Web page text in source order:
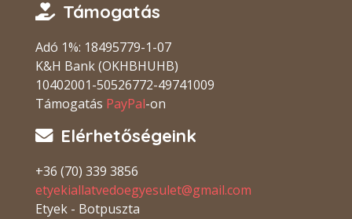
Támogatás
Adó 1%: 18495779-1-07
K&H Bank (OKHBHUHB)
10402001-50526772-49741009
Támogatás PayPal-on
Elérhetőségeink
+36 (70) 339 3856
etyekiallatvedoegyesulet@gmail.com
Etyek - Botpuszta